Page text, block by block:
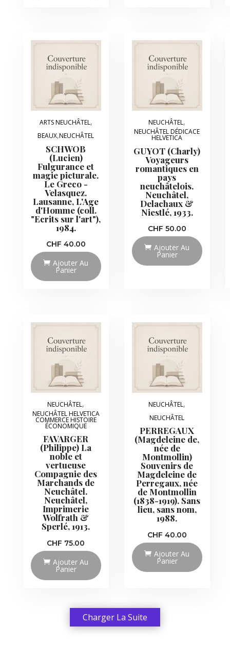
ARTS NEUCHÂTEL,
BEAUX,NEUCHÂTEL
SCHWOB
(Lucien)
Fulgurance et
magie picturale.
Le Greco -
Velasquez.
Lausanne, L'Age
d'Homme (coll.
"Ecrits sur l'art"),
1984.
CHF 40.00
Ajouter Au
Panier
NEUCHÂTEL,
NEUCHÂTEL DÉDICACE
HELVETICA
GUYOT (Charly)
Voyageurs
romantiques en
pays
neuchâtelois.
Neuchâtel,
Delachaux &
Niestlé, 1933.
CHF 50.00
Ajouter Au
Panier
NEUCHÂTEL,
NEUCHÂTEL HELVETICA
COMMERCE HISTOIRE
ÉCONOMIQUE
FAVARGER
(Philippe) La
noble et
vertueuse
Compagnie des
Marchands de
Neuchâtel.
Neuchâtel,
Imprimerie
Wolfrath &
Sperlé, 1913.
CHF 75.00
Ajouter Au
Panier
NEUCHÂTEL,
NEUCHÂTEL
PERREGAUX
(Magdeleine de,
née de
Montmollin)
Souvenirs de
Magdeleine de
Perregaux, née
de Montmollin
(1838-1919). Sans
lieu, sans nom,
1988.
CHF 40.00
Ajouter Au
Panier
Charger La Suite